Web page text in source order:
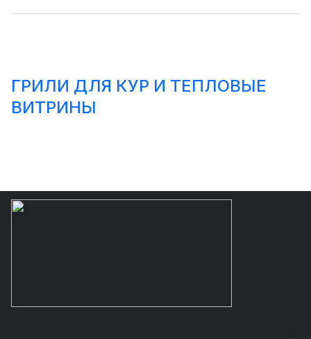
ГРИЛИ ДЛЯ КУР И ТЕПЛОВЫЕ
ВИТРИНЫ